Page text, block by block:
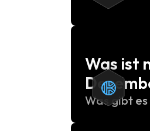
Was ist
Was gibt